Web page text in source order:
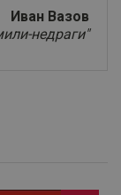
Иван Вазов
недраги"